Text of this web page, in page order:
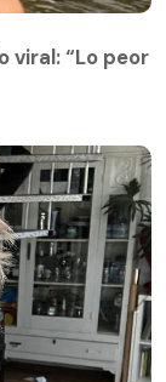
viral: “Lo peor